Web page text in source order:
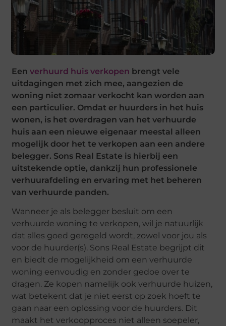
Eenverhuurd huis verkopen brengt vele
uitdagingen met zich mee, aangezien de
woning niet zomaar verkocht kan worden aan
een particulier. Omdat er huurders in het huis
wonen, is het overdragen van het verhuurde
huis aan een nieuwe eigenaar meestal alleen
mogelijk door het te verkopen aan een andere
belegger. Sons Real Estate is hierbij een
uitstekende optie, dankzij hun professionele
verhuurafdeling en ervaring met het beheren
van verhuurde panden.
Wanneer je als belegger besluit om een
verhuurde woning te verkopen, wil je natuurlijk
dat alles goed geregeld wordt, zowel voor jou als
voor de huurder(s). Sons Real Estate begrijpt dit
en biedt de mogelijkheid om een verhuurde
woning eenvoudig en zonder gedoe over te
dragen. Ze kopen namelijk ook verhuurde huizen,
wat betekent dat je niet eerst op zoek hoeft te
gaan naar een oplossing voor de huurders. Dit
maakt het verkoopproces niet alleen soepeler,